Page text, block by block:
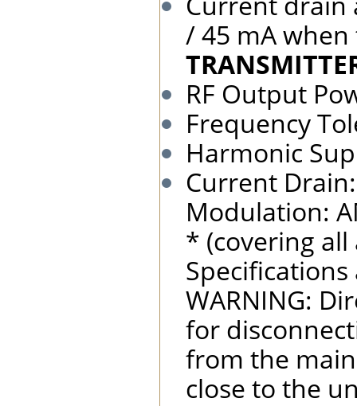
/ 45 mA
RF Output
Frequency
Harmonic
Current
Modulation:
* (covering
WARNING:
for
from the
close to the